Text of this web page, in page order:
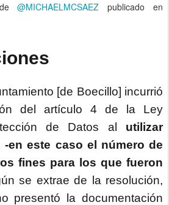
de@MICHAELMCSAEZ publicado en
[de Boecillo] incurrió
del artículo 4 de la Ley
de Datos al
utilizar
-en este caso el número de
fines para los que fueron
se extrae de la resolución,
presentó la documentación